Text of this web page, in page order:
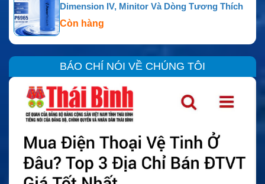
Dimension IV, Minitor Và Dòng Tương Thích
Còn hàng
BÁO CHÍ NÓI VỀ CHÚNG TÔI